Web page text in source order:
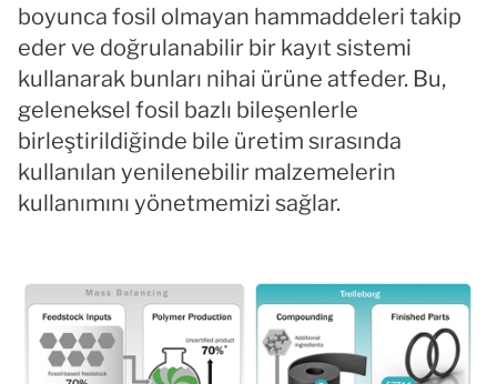
boyunca fosil olmayan hammaddeleri takip
eder ve doğrulanabilir bir kayıt sistemi
kullanarak bunları nihai ürüne atfeder. Bu,
geleneksel fosil bazlı bileşenlerle
birleştirildiğinde bile üretim sırasında
kullanılan yenilenebilir malzemelerin
kullanımını yönetmemizi sağlar.